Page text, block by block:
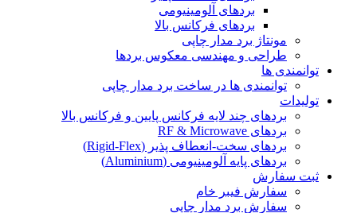
بردهای آلومینیومی
بردهای فرکانس بالا
مونتاژ برد مدار چاپی
طراحی و مهندسی معکوس بردها
توانمندی ها
توانمندی ها در ساخت برد مدار چاپی
تولیدات
بردهای چند لایه فرکانس پایین و فرکانس بالا
بردهای RF & Microwave
بردهای سخت-انعطاف پذیر (Rigid-Flex)
بردهای پایه آلومینیومی (Aluminium)
ثبت سفارش
سفارش فیبر خام
سفارش برد مدار چاپی